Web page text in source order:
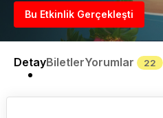
Bu Etkinlik Gerçekleşti
DetayBiletlerYorumlar 22